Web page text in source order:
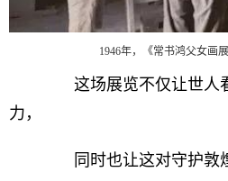
1946年，《常书鸿父女画
这场展览不仅让世人
力，
同时也让这对守护敦煌